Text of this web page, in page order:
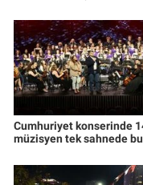
Cumhuriyet konserinde
müzisyen tek sahnede